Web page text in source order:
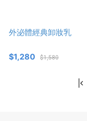
外泌體經典卸妝乳
$1,280 $1,580